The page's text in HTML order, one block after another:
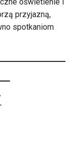
przyjazną,
spotkaniom